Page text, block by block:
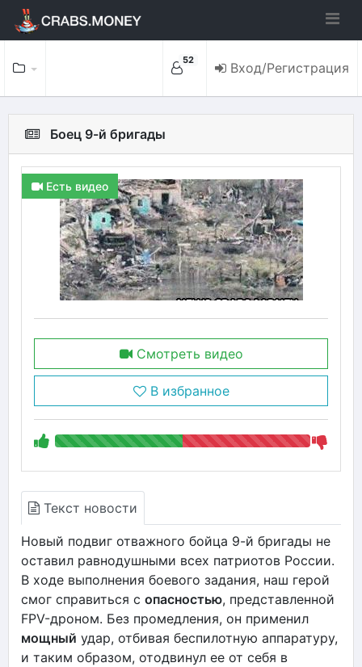
52 Вход/Регистрация
Боец 9-й бригады
Есть видео
Смотреть видео
В избранное
Текст новости
Новый подвиг отважного бойца 9-й бригады не
оставил равнодушными всех патриотов России.
В ходе выполнения боевого задания, наш герой
смог справиться с опасностью, представленной
FPV-дроном. Без промедления, он применил
мощный удар, отбивая беспилотную аппаратуру,
и таким образом, отодвинул ее от себя в